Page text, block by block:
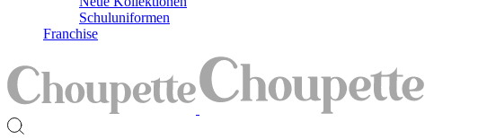
Schuluniformen
Franchise